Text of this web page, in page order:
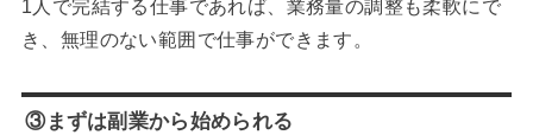
1人で完結する仕事であれば、業務量の調整も柔軟にで
き、無理のない範囲で仕事ができます。
③まずは副業から始められる